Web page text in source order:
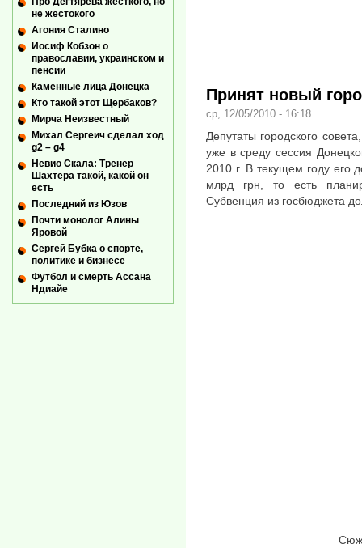
Принят новый
ср, 12/05/2010 - 16:18
Депутаты городского
уже в среду сессия
2010 г. В текущем году его
млрд грн, то есть
Субвенция из госбюджета
не жестокого
Агония Сталино
Иосиф Кобзон о
православии, украинском и
пенсии
Каменные лица Донецка
Кто такой этот Щербаков?
Мирча Неизвестный
Михал Сергеич сделал ход
g2 – g4
Невио Скала: Тренер
Шахтёра такой, какой он
есть
Последний из Юзов
Почти монолог Алины
Яровой
Сергей Бубка о спорте,
политике и бизнесе
Футбол и смерть Ассана
Ндиайе